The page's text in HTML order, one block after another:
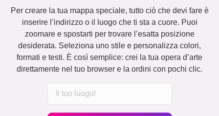
Per creare la tua mappa speciale, tutto ciò che devi fare è
inserire l’indirizzo o il luogo che ti sta a cuore. Puoi
zoomare e spostarti per trovare l’esatta posizione
desiderata. Seleziona uno stile e personalizza colori,
formati e testi. È così semplice: crei la tua opera d’arte
direttamente nel tuo browser e la ordini con pochi clic.